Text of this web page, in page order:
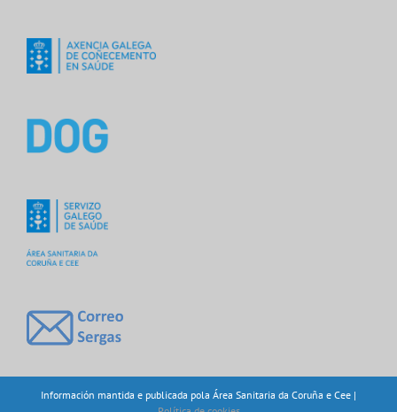
Información mantida e publicada pola Área Sanitaria da Coruña e Cee |